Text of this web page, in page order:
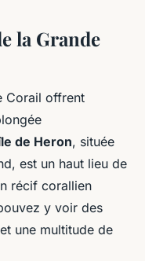
la Grande
Corail offrent
de Heron, située
est un haut lieu de
récif corallien
y voir des
une multitude de